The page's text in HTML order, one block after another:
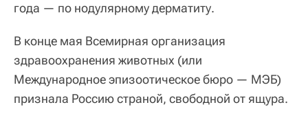
года — по нодулярному дерматиту.
В конце мая Всемирная организация
здравоохранения животных (или
Международное эпизоотическое бюро — МЭБ)
признала Россию страной, свободной от ящура.